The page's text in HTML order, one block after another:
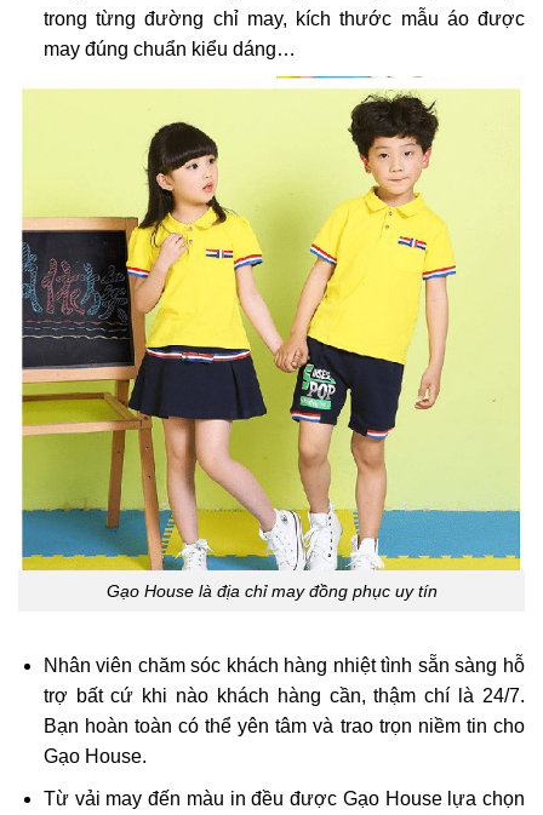
trong từng đường chỉ may, kích thước mẫu áo được
may đúng chuẩn kiểu dáng…
Gạo House là địa chỉ may đồng phục uy tín
Nhân viên chăm sóc khách hàng nhiệt tình sẵn sàng hỗ
trợ bất cứ khi nào khách hàng cần, thậm chí là 24/7.
Bạn hoàn toàn có thể yên tâm và trao trọn niềm tin cho
Gạo House.
Từ vải may đến màu in đều được Gạo House lựa chọn